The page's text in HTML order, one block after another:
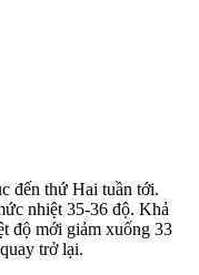
đến thứ Hai tuần tới.
nhiệt 35-36 độ. Khả
độ mới giảm xuống 33
trở lại.